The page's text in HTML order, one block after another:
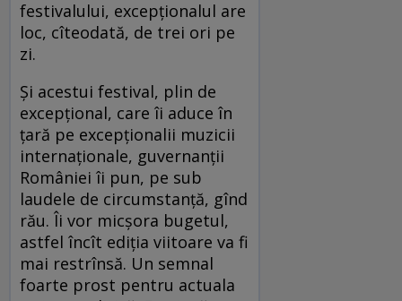
festivalului, excepţionalul are
loc, cîteodată, de trei ori pe
zi.
Şi acestui festival, plin de
excepţional, care îi aduce în
ţară pe excepţionalii muzicii
internaţionale, guvernanţii
României îi pun, pe sub
laudele de circumstanţă, gînd
rău. Îi vor micşora bugetul,
astfel încît ediţia viitoare va fi
mai restrînsă. Un semnal
foarte prost pentru actuala